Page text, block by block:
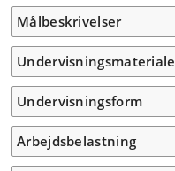
Målbeskrivelser
Undervisningsmateriale
Undervisningsform
Arbejdsbelastning